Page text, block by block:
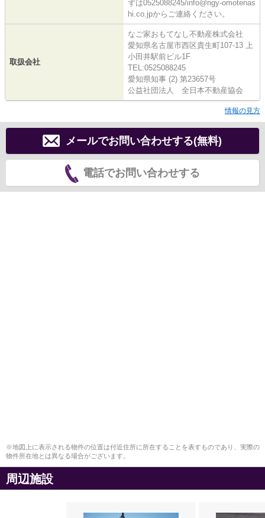
ずは0525088245/info@ngy-omotenas
hi.co.jpからご連絡ください。
取扱会社
なご家おもてなし不動産株式会社
愛知県名古屋市西区貴生町107-13 上
小田井駅前ビル1F
TEL:0525088245
愛知県知事 (2) 第23657号
公益社団法人 全日本不動産協会
情報の見方
メールでお問い合わせする(無料)
電話でお問い合わせする
※地図上に表示される物件の位置は付近住所に所在することを表すものであり、実際の
物件所在地とは異なる場合がございます。
周辺施設